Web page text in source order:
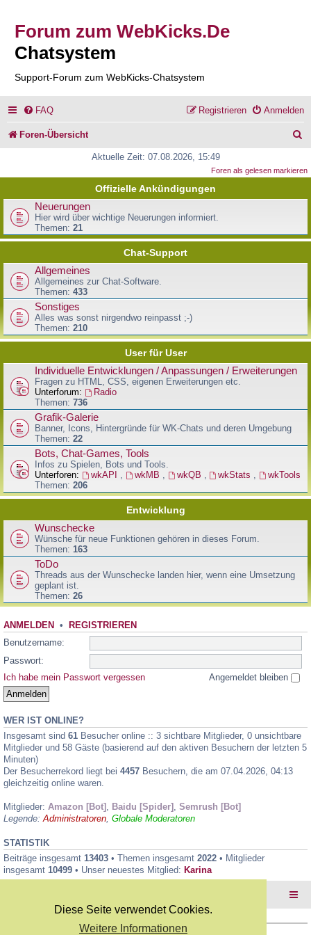
Diese Seite verwendet Cookies.
Weitere Informationen
Forum zum WebKicks.De
Chatsystem
Support-Forum zum WebKicks-Chatsystem
FAQ Anmelden
Registrieren
Foren-Übersicht
c
Aktuelle Zeit: 07.08.2026, 15:49
Foren als gelesen markieren
Offizielle Ankündigungen
Neuerungen
Hier wird über wichtige Neuerungen informiert.
Themen: 21
Chat-Support
Allgemeines
Allgemeines zur Chat-Software.
Themen: 433
Sonstiges
Alles was sonst nirgendwo reinpasst ;-)
Themen: 210
User für User
Individuelle Entwicklungen / Anpassungen / Erweiterungen
Fragen zu HTML, CSS, eigenen Erweiterungen etc.
Unterforum:
Radio
Themen: 736
Grafik-Galerie
Banner, Icons, Hintergründe für WK-Chats und deren Umgebung
Themen: 22
Bots, Chat-Games, Tools
Infos zu Spielen, Bots und Tools.
Unterforen:
wkAPI , wkMB , wkQB , wkStats ,
wkTools
Themen: 206
Entwicklung
Wunschecke
Wünsche für neue Funktionen gehören in dieses Forum.
Themen: 163
ToDo
Threads aus der Wunschecke landen hier, wenn eine Umsetzung
geplant ist.
Themen: 26
ANMELDEN • REGISTRIEREN
Benutzername:
Passwort:
Ich habe mein Passwort vergessen
Angemeldet bleiben
WER IST ONLINE?
Insgesamt sind 61 Besucher online :: 3 sichtbare Mitglieder, 0 unsichtbare
Mitglieder und 58 Gäste (basierend auf den aktiven Besuchern der letzten 5
Minuten)
Der Besucherrekord liegt bei 4457 Besuchern, die am 07.04.2026, 04:13
gleichzeitig online waren.
Mitglieder: Amazon [Bot] , Baidu [Spider] , Semrush [Bot]
Legende:Administratoren, Globale Moderatoren
STATISTIK
Beiträge insgesamt 13403 • Themen insgesamt 2022 • Mitglieder
insgesamt 10499 • Unser neuestes Mitglied: Karina